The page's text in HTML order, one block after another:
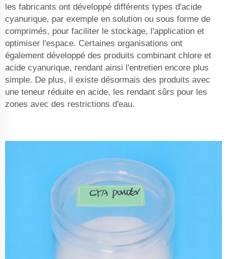
les fabricants ont développé différents types d'acide
cyanurique, par exemple en solution ou sous forme de
comprimés, pour faciliter le stockage, l'application et
optimiser l'espace. Certaines organisations ont
également développé des produits combinant chlore et
acide cyanurique, rendant ainsi l'entretien encore plus
simple. De plus, il existe désormais des produits avec
une teneur réduite en acide, les rendant sûrs pour les
zones avec des restrictions d'eau.